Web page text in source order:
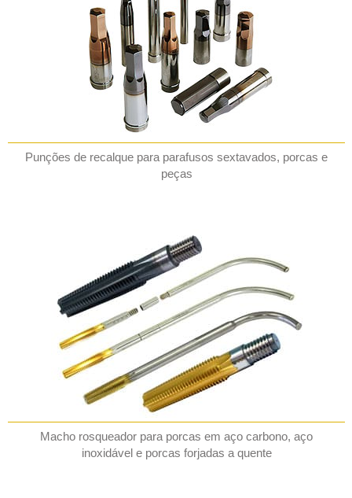
Punções de recalque para parafusos sextavados, porcas e
peças
Macho rosqueador para porcas em aço carbono, aço
inoxidável e porcas forjadas a quente